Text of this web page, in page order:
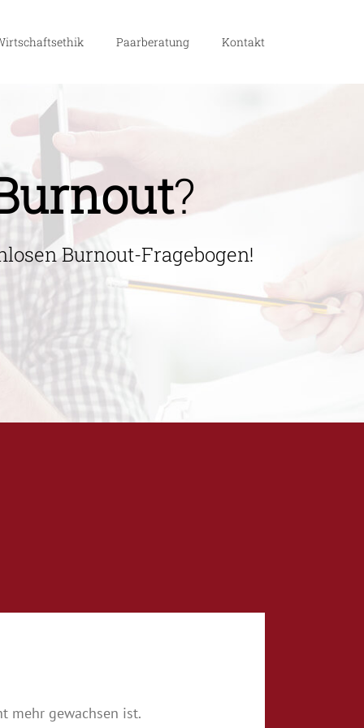
Paarberatung Kontakt
?
Burnout-Fragebogen!
mehr gewachsen ist.